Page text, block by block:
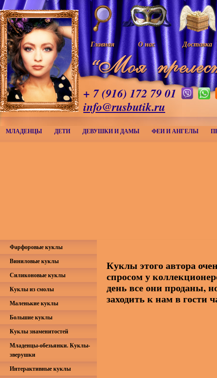
Главная О нас Доставка
+ 7 (916) 172 79 01
info@rusbutik.ru
МЛАДЕНЦЫ ДЕТИ ДЕВУШКИ И ДАМЫ ФЕИ И АНГЕЛЫ
Куклы этого автора
спросом у
день все они проданы,
заходить к нам в гости
Фарфоровые куклы
Виниловые куклы
Силиконовые куклы
Куклы из смолы
Маленькие куклы
Большие куклы
Куклы знаменитостей
Младенцы-обезьянки. Куклы-
зверушки
Интерактивные куклы